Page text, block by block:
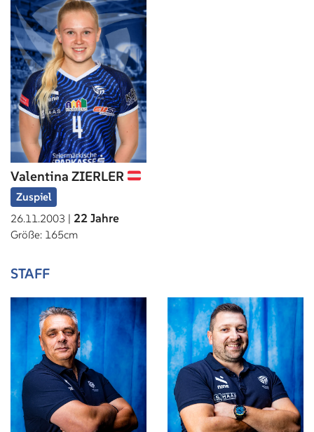
Valentina ZIERLER
Zuspiel
26.11.2003 | 22 Jahre
Größe: 165cm
STAFF